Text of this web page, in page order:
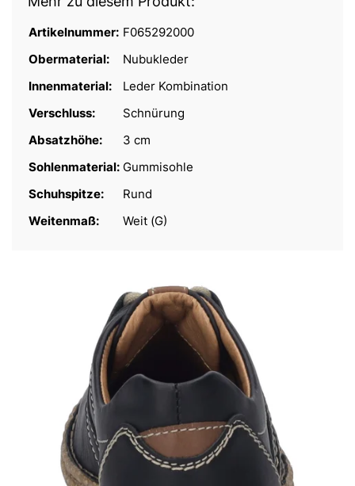
Artikelnummer: F065292000
Obermaterial:
Nubukleder
Innenmaterial:
Leder Kombination
Verschluss:
Schnürung
Absatzhöhe:
3 cm
Sohlenmaterial: Gummisohle
Schuhspitze:
Rund
Weitenmaß:
Weit (G)